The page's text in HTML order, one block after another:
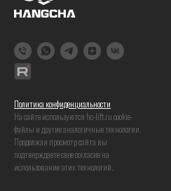
Политика конфиденциальности
На сайте используются hc-lift.ru coоkie-
файлы и другие аналогичные технологии.
Продолжая просмотр сайта вы
подтверждаете свое согласие на
использование этих технологий.